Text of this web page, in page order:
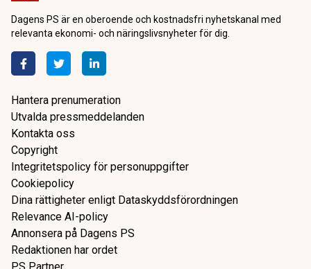
Dagens PS är en oberoende och kostnadsfri nyhetskanal med
relevanta ekonomi- och näringslivsnyheter för dig.
Hantera prenumeration
Utvalda pressmeddelanden
Kontakta oss
Copyright
Integritetspolicy för personuppgifter
Cookiepolicy
Dina rättigheter enligt Dataskyddsförordningen
Relevance AI-policy
Annonsera på Dagens PS
Redaktionen har ordet